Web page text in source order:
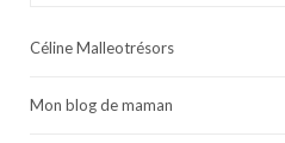
Céline Malleotrésors
Mon blog de maman